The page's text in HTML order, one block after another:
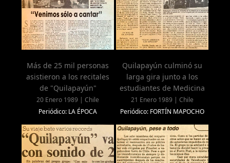
Más de 25 mil personas
asistieron a los recitales
de "Quilapayún"
20 Enero 1989 | Chile
Periódico: LA ÉPOCA
Quilapayún culminó su
larga gira junto a los
estudiantes de Medicina
21 Enero 1989 | Chile
Periódico: FORTÍN MAPOCHO